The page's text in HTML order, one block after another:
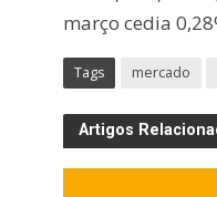
março cedia
Tags mercado
Artigos